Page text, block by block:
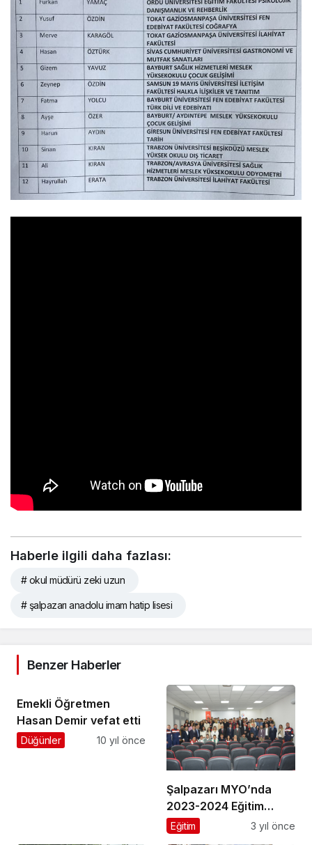
Haberle ilgili daha fazlası:
# okul müdürü zeki uzun
# şalpazarı anadolu imam hatip lisesi
Benzer Haberler
Emekli Öğretmen
Hasan Demir vefat etti
Düğünler 10 yıl önce
Şalpazarı MYO’nda
2023-2024 Eğitim
Öğretim Yılı tanışma
Eğitim 3 yıl önce